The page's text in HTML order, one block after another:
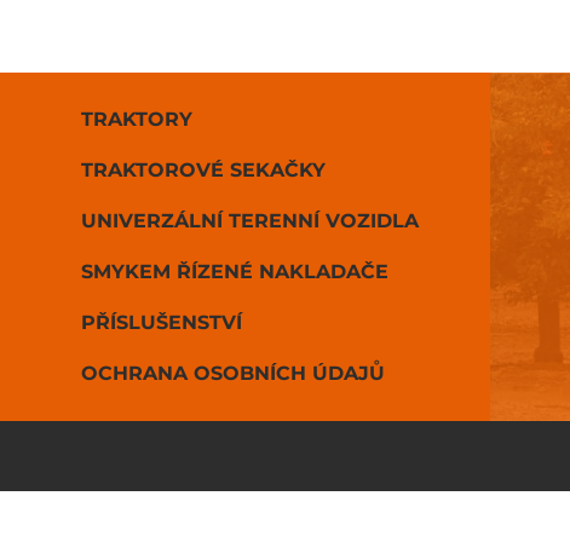
TRAKTORY
TRAKTOROVÉ SEKAČKY
UNIVERZÁLNÍ TERENNÍ VOZIDLA
SMYKEM ŘÍZENÉ NAKLADAČE
PŘÍSLUŠENSTVÍ
OCHRANA OSOBNÍCH ÚDAJŮ